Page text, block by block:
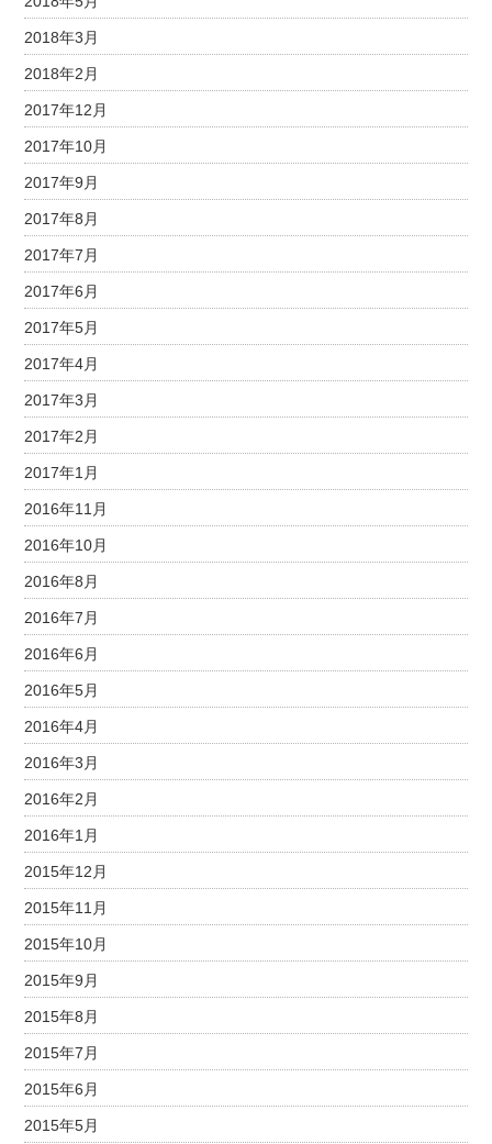
2018年3月
2018年2月
2017年12月
2017年10月
2017年9月
2017年8月
2017年7月
2017年6月
2017年5月
2017年4月
2017年3月
2017年2月
2017年1月
2016年11月
2016年10月
2016年8月
2016年7月
2016年6月
2016年5月
2016年4月
2016年3月
2016年2月
2016年1月
2015年12月
2015年11月
2015年10月
2015年9月
2015年8月
2015年7月
2015年6月
2015年5月